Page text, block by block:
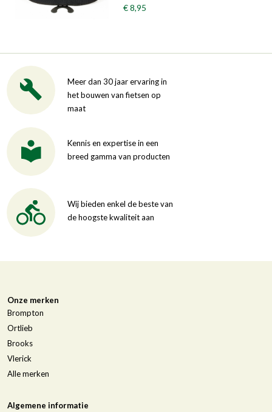
€ 8,95
Meer dan 30 jaar ervaring in
het bouwen van fietsen op
maat
Kennis en expertise in een
breed gamma van producten
Wij bieden enkel de beste van
de hoogste kwaliteit aan
Onze merken
Brompton
Ortlieb
Brooks
Vlerick
Alle merken
Algemene informatie